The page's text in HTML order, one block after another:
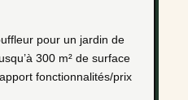
pour un jardin de
300 m² de surface
fonctionnalités/prix